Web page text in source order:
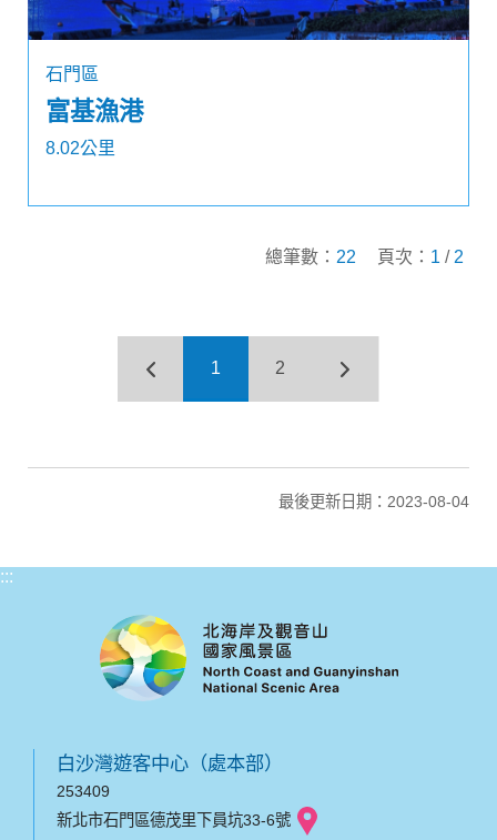
石門區
富基漁港
8.02公里
總筆數： 22 頁次： 1 / 2
1 2
最後更新日期：2023-08-04
:::
白沙灣遊客中心（處本部）
253409
新北市石門區德茂里下員坑33-6號